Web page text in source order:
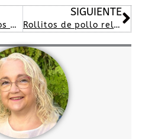
Calabacín rellenos de carne y pimiento piquillo
SIGUIENTE
Rollitos de pollo rellenos